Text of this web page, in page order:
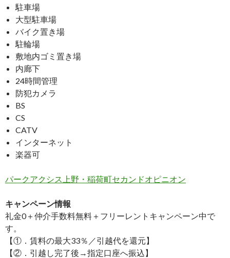
駐車場
大型駐車場
バイク置き場
駐輪場
敷地内ゴミ置き場
内廊下
24時間管理
防犯カメラ
BS
CS
CATV
インターネット
楽器可
パークアクシス上野・稲荷町セカンドオピニオン
キャンペーン情報
礼金0＋仲介手数料無料 ＋ フリーレント キャンペーン中で
す。
【①．賃料の最大33％／引越代を還元】
【②．引越し完了後→指定口座へ振込】